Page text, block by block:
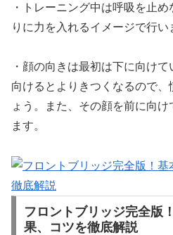
・トレーニング中は呼吸を止
りに力を入れるイメージで行い
・顔の向きは最初は下に向け
向けるとよりきつくなるので
ょう。また、その顔を前に向
ます。
フロントブリッジ完全版
果、コツを徹底解説